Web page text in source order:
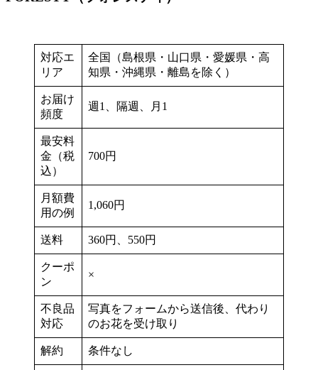
対応エ
リア
全国（島根県・山口県・愛媛県・高
知県・沖縄県・離島を除く）
お届け
頻度
週1、隔週、月1
最安料
金（税
込）
700円
月額費
用の例
1,060円
送料 360円、550円
クーポ
ン
×
不良品
対応
写真をフォームから送信後、代わり
のお花を受け取り
解約 条件なし